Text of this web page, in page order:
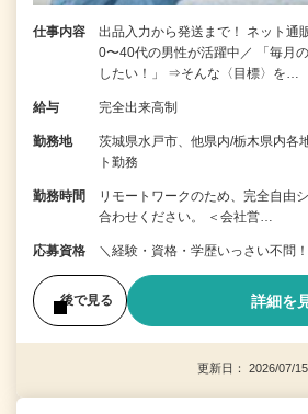
仕事内容
出品入力から発送まで！ ネット通
0〜40代の男性が活躍中／ 「毎月
したい！」 ⇒そんな〈目標〉を…
給与 完全出来高制
勤務地
茨城県水戸市、他県内/栃木県内
ト勤務
勤務時間
リモートワークのため、完全自由
合わせください。 ＜会社営…
応募資格 ＼経験・資格・学歴いっさい不問
後で見る 詳細を
更新日： 2026/07/